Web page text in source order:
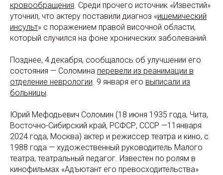
кровообращения. Среди прочего источник «Известий»
уточнил, что актеру поставили диагноз «ишемический
инсульт» с поражением правой височной области,
который случился на фоне хронических заболеваний.
Позднее, 4 декабря, сообщалось об улучшении его
состояния — Соломина перевели из реанимации в
отделение неврологии. 9 января его выписали из
больницы.
Юрий Мефодьевич Соломин (18 июня 1935 года, Чита,
Восточно-Сибирский край, РСФСР, СССР —11января
2024 года, Москва) актер и режиссер театра и кино, с
1988 года — художественный руководитель Малого
театра, театральный педагог. Известен по ролям в
кинофильмах «Адъютант его превосходительства»